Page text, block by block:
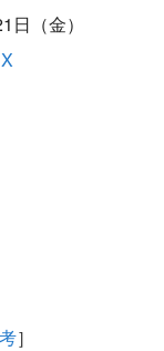
（金）
X
］